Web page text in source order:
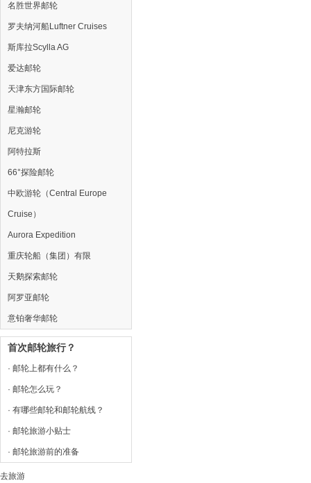
名胜世界邮轮
罗夫纳河船Luftner Cruises
斯库拉Scylla AG
爱达邮轮
天津东方国际邮轮
星瀚邮轮
尼克游轮
阿特拉斯
66°探险邮轮
中欧游轮（Central Europe
Cruise）
Aurora Expedition
重庆轮船（集团）有限
天鹅探索邮轮
阿罗亚邮轮
意铂奢华邮轮
首次邮轮旅行？
· 邮轮上都有什么？
· 邮轮怎么玩？
· 有哪些邮轮和邮轮航线？
· 邮轮旅游小贴士
· 邮轮旅游前的准备
去旅游